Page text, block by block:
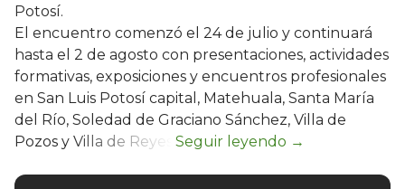
Potosí.
El encuentro comenzó el 24 de julio y continuará
hasta el 2 de agosto con presentaciones, actividades
formativas, exposiciones y encuentros profesionales
en San Luis Potosí capital, Matehuala, Santa María
del Río, Soledad de Graciano Sánchez, Villa de
Pozos y Villa de Reyes.